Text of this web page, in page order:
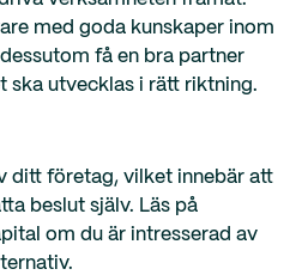
med goda kunskaper inom
få en bra partner
ska utvecklas i rätt riktning.
ditt företag, vilket innebär att
beslut själv. Läs på
om du är intresserad av